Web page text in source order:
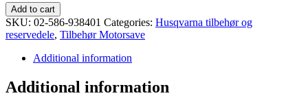
Husqvarna
filemål
325"
Add to cart
SKU: 02-586-938401 Categories: Husqvarna tilbehør og
reservedele, Tilbehør Motorsave
Additional information
Additional information